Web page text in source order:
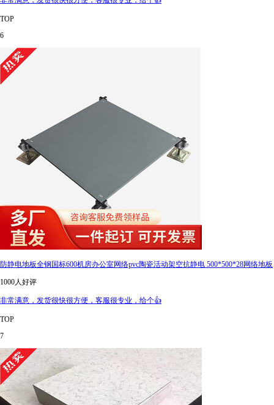
TOP
6
防静电地板全钢国标600机房办公室网络pvc陶瓷活动架空抗静电 500*500*28网络地板
1000人好评
非常满意，发货很快很方便，客服很专业，给个👍
TOP
7